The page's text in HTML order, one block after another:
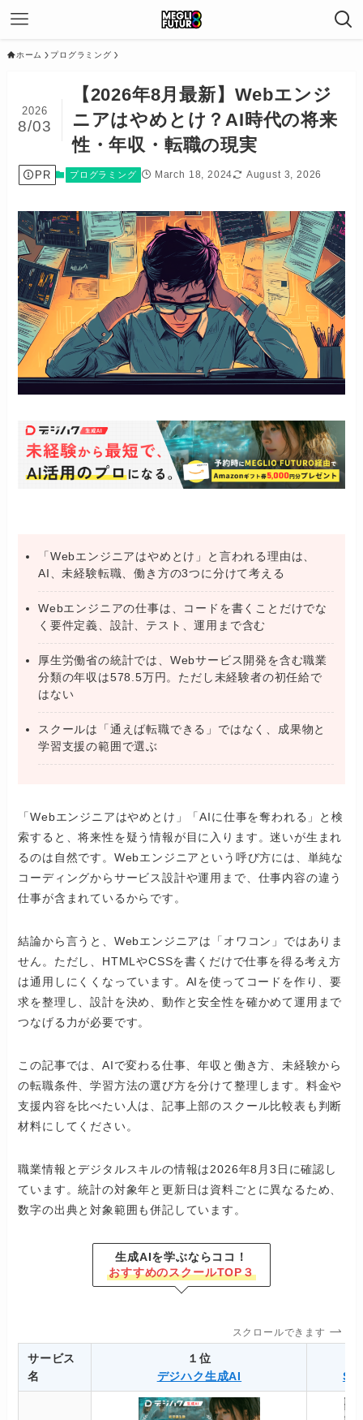
ホーム プログラミング
【2026年8月最新】Webエンジ
ニアはやめとけ？AI時代の将来
性・年収・転職の現実
2026
8/03
PR プログラミング March 18, 2024 August 3, 2026
「Webエンジニアはやめとけ」と言われる理由は、
AI、未経験転職、働き方の3つに分けて考える
Webエンジニアの仕事は、コードを書くことだけでな
く要件定義、設計、テスト、運用まで含む
厚生労働省の統計では、Webサービス開発を含む職業
分類の年収は578.5万円。ただし未経験者の初任給で
はない
スクールは「通えば転職できる」ではなく、成果物と
学習支援の範囲で選ぶ
「Webエンジニアはやめとけ」「AIに仕事を奪われる」と検
索すると、将来性を疑う情報が目に入ります。迷いが生まれ
るのは自然です。Webエンジニアという呼び方には、単純な
コーディングからサービス設計や運用まで、仕事内容の違う
仕事が含まれているからです。
結論から言うと、Webエンジニアは「オワコン」ではありま
せん。ただし、HTMLやCSSを書くだけで仕事を得る考え方
は通用しにくくなっています。AIを使ってコードを作り、要
求を整理し、設計を決め、動作と安全性を確かめて運用まで
つなげる力が必要です。
この記事では、AIで変わる仕事、年収と働き方、未経験から
の転職条件、学習方法の選び方を分けて整理します。料金や
支援内容を比べたい人は、記事上部のスクール比較表も判断
材料にしてください。
職業情報とデジタルスキルの情報は2026年8月3日に確認し
ています。統計の対象年と更新日は資料ごとに異なるため、
数字の出典と対象範囲も併記しています。
生成AIを学ぶならココ！
おすすめのスクールTOP３
スクロールできます
サービス
名
１位
デジハク生成AI